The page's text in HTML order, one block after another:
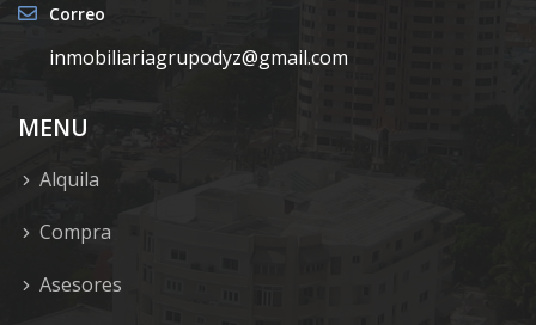
Correo
inmobiliariagrupodyz@gmail.com
MENU
Alquila
Compra
Asesores